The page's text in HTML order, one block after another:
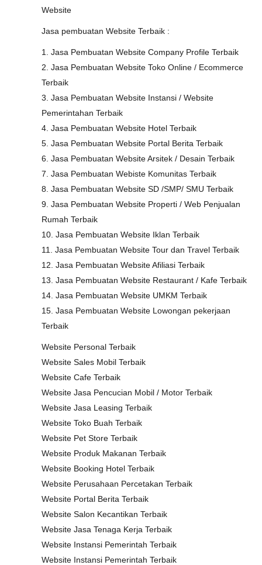
Website
Jasa pembuatan Website Terbaik :
1. Jasa Pembuatan Website Company Profile Terbaik
2. Jasa Pembuatan Website Toko Online / Ecommerce
Terbaik
3. Jasa Pembuatan Website Instansi / Website
Pemerintahan Terbaik
4. Jasa Pembuatan Website Hotel Terbaik
5. Jasa Pembuatan Website Portal Berita Terbaik
6. Jasa Pembuatan Website Arsitek / Desain Terbaik
7. Jasa Pembuatan Webiste Komunitas Terbaik
8. Jasa Pembuatan Website SD /SMP/ SMU Terbaik
9. Jasa Pembuatan Website Properti / Web Penjualan
Rumah Terbaik
10. Jasa Pembuatan Website Iklan Terbaik
11. Jasa Pembuatan Website Tour dan Travel Terbaik
12. Jasa Pembuatan Website Afiliasi Terbaik
13. Jasa Pembuatan Website Restaurant / Kafe Terbaik
14. Jasa Pembuatan Website UMKM Terbaik
15. Jasa Pembuatan Website Lowongan pekerjaan
Terbaik
Website Personal Terbaik
Website Sales Mobil Terbaik
Website Cafe Terbaik
Website Jasa Pencucian Mobil / Motor Terbaik
Website Jasa Leasing Terbaik
Website Toko Buah Terbaik
Website Pet Store Terbaik
Website Produk Makanan Terbaik
Website Booking Hotel Terbaik
Website Perusahaan Percetakan Terbaik
Website Portal Berita Terbaik
Website Salon Kecantikan Terbaik
Website Jasa Tenaga Kerja Terbaik
Website Instansi Pemerintah Terbaik
Website Instansi Pemerintah Terbaik